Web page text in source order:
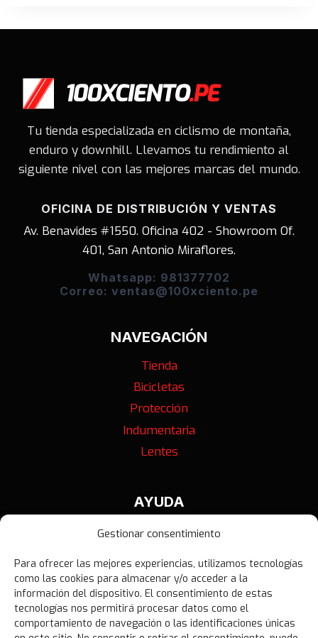
Gestionar consentimiento
Para ofrecer las mejores experiencias, utilizamos tecnologías
como las cookies para almacenar y/o acceder a la
información del dispositivo. El consentimiento de estas
tecnologías nos permitirá procesar datos como el
comportamiento de navegación o las identificaciones únicas
Tu tienda especializada en ciclismo de montaña,
enduro y downhill. Llevamos tu rendimiento al
siguiente nivel con las mejores marcas del mundo.
OFICINA DE DISTRIBUCIÓN Y VENTAS
Av. Benavides #1550. Oficina 402 - Showroom Of.
401, San Antonio Miraflores.
Whatsapp: 981377702
Correo: ventas@100xciento.pe
NAVEGACIÓN
Tienda
Bicicletas
Protección
Indumentaria
Lentes
AYUDA
Contáctanos
Política de Privacidad
Política de Devoluciones
Libro de Reclamaciones